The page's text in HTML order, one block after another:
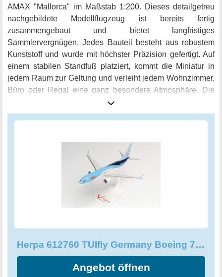
AMAX "Mallorca" im Maßstab 1:200. Dieses detailgetreu
nachgebildete Modellflugzeug ist bereits fertig
zusammengebaut und bietet langfristiges
Sammlervergnügen. Jedes Bauteil besteht aus robustem
Kunststoff und wurde mit höchster Präzision gefertigt. Auf
einem stabilen Standfuß platziert, kommt die Miniatur in
jedem Raum zur Geltung und verleiht jedem Wohnzimmer,
Büro oder Regal eine ganz besondere Atmosphäre. Die
TUIfly Boeing 737 Max 8 D-AMAX wird speziell für Flüge
zur beliebten Baleareninsel Mallorca eingesetzt und lässt
dieses Modellflugzeug ist ideal geeignet und wird jeden
Flugzeugfan begeistern. Starte jetzt deine Flugreise in die
Welt der Miniaturflugzeuge und bestelle den Herpa 612760
TUIfly Germany Boeing 737 Max 8 - D-AMAX "Mallorca"
Herpa 612760 TUIfly Germany Boeing 737 Max 8 - D-AMAX Mallorca
Angebot öffnen